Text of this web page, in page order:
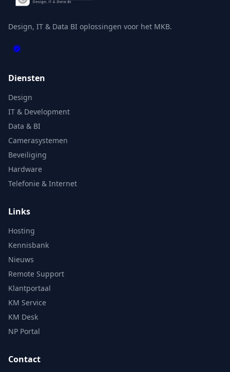
Design, IT & Data BI oplossingen voor het MKB.
Diensten
Design
IT & Development
Data & BI
Camerasystemen
Beveiliging
Hardware
Telefonie & Internet
Links
Hosting
Kennisbank
Nieuws
Remote Support
Klantportaal
KM Service
KM Desk
NP Portal
Contact